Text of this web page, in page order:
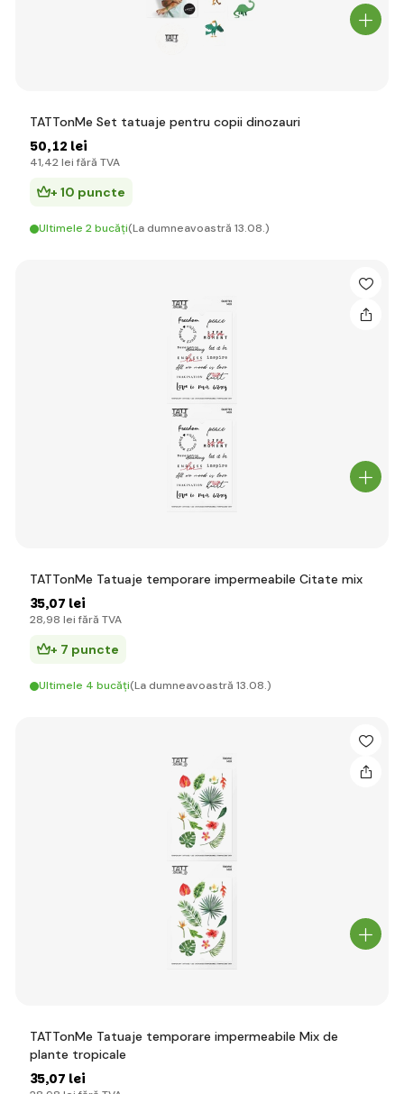
TATTonMe Set tatuaje pentru copii dinozauri
50,12 lei
41,42 lei fără TVA
+ 10 puncte
Ultimele 2 bucăți(La dumneavoastră 13.08.)
TATTonMe Tatuaje temporare impermeabile Citate mix
35,07 lei
28,98 lei fără TVA
+ 7 puncte
Ultimele 4 bucăți(La dumneavoastră 13.08.)
TATTonMe Tatuaje temporare impermeabile Mix de
plante tropicale
35,07 lei